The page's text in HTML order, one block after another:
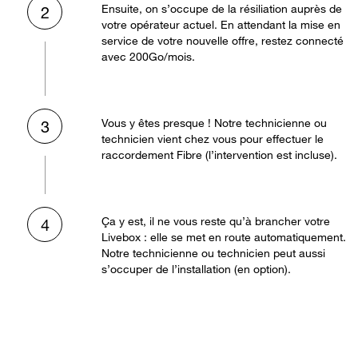
2
Ensuite, on s’occupe de la résiliation auprès de
votre opérateur actuel. En attendant la mise en
service de votre nouvelle offre, restez connecté
avec 200Go/mois.
3
Vous y êtes presque ! Notre technicienne ou
technicien vient chez vous pour effectuer le
raccordement Fibre (l’intervention est incluse).
4
Ça y est, il ne vous reste qu’à brancher votre
Livebox : elle se met en route automatiquement.
Notre technicienne ou technicien peut aussi
s’occuper de l’installation (en option).